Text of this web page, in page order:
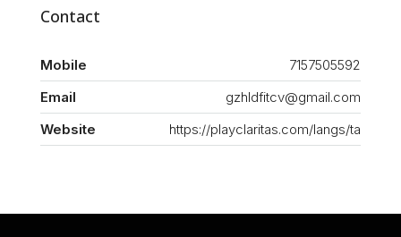
Contact
Mobile
7157505592
Email
gzhldfitcv@gmail.com
Website
https://playclaritas.com/langs/ta